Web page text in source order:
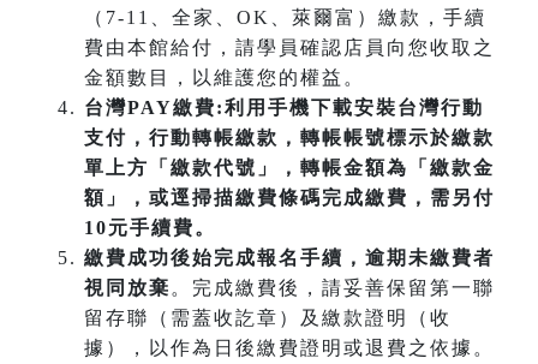
（7-11、全家、OK、萊爾富）繳款，手續
費由本館給付，請學員確認店員向您收取之
金額數目，以維護您的權益。
台灣PAY繳費:利用手機下載安裝台灣行動
支付，行動轉帳繳款，轉帳帳號標示於繳款
單上方「繳款代號」，轉帳金額為「繳款金
額」，或逕掃描繳費條碼完成繳費，需另付
10元手續費。
繳費成功後始完成報名手續，逾期未繳費者
視同放棄。完成繳費後，請妥善保留第一聯
留存聯（需蓋收訖章）及繳款證明（收
據），以作為日後繳費證明或退費之依據。